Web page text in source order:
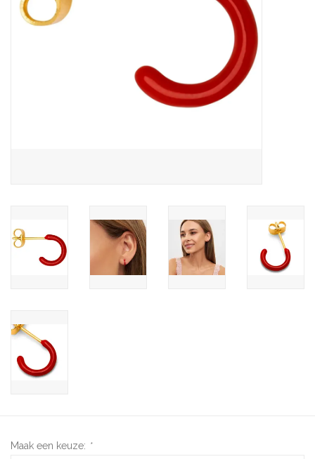
Maak een keuze: *